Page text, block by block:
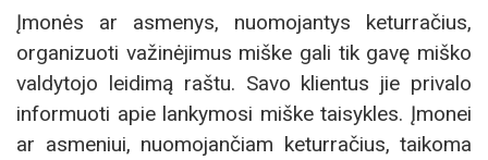
Įmonės ar asmenys, nuomojantys keturračius,
organizuoti važinėjimus miške gali tik gavę miško
valdytojo leidimą raštu. Savo klientus jie privalo
informuoti apie lankymosi miške taisykles. Įmonei
ar asmeniui, nuomojančiam keturračius, taikoma